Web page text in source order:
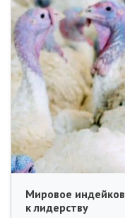
Мировое
к лидерству